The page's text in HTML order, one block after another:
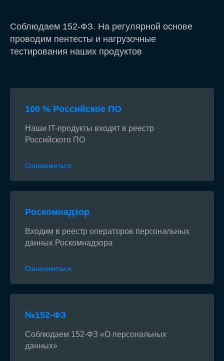
Соблюдаем 152-ФЗ. На регулярной основе
проводим пентесты и нагрузочные
тестирования наших продуктов
100 % Российское ПО
Наши IT-продукты входят в реестр
Российского ПО
Ознакомиться
Роскомнадзор
Входим в реестр операторов персональных
данных Роскомнадзора
Ознакомиться
№152-ФЗ
Соблюдаем 152-ФЗ «О персональных
данных»